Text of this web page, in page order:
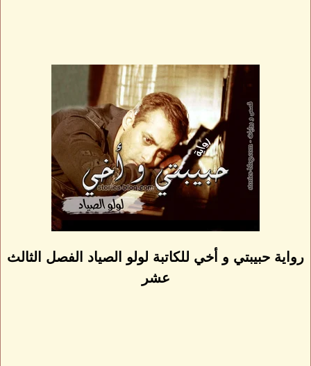
رواية حبيبتي و أخي للكاتبة لولو الصياد الفصل الثالث
عشر